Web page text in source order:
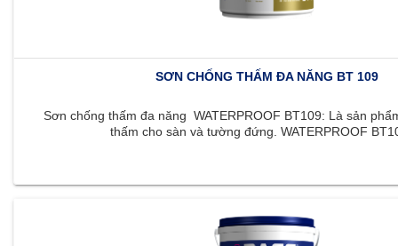
SƠN CHỐNG THẤM ĐA NĂNG BT 109
Sơn chống thấm đa năng WATERPROOF BT109: Là sản
thấm cho sàn và tường đứng. WATERPROOF